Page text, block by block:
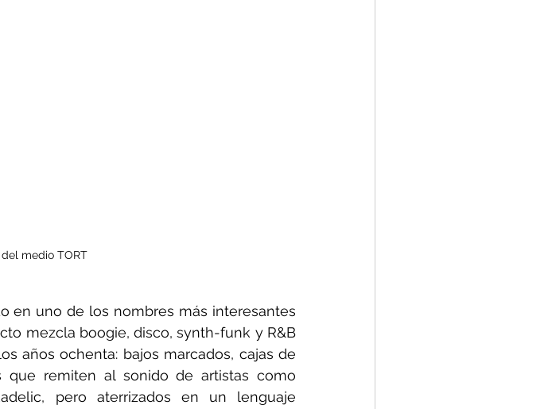
medio TORT
en uno de los nombres más interesantes
mezcla boogie, disco, synth-funk y R&B
años ochenta: bajos marcados, cajas de
que remiten al sonido de artistas como
pero aterrizados en un lenguaje